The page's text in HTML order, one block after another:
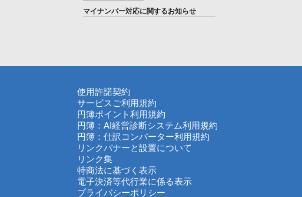
マイナンバー対応に関するお知らせ
使用許諾契約
サービスご利用規約
円簿ポイント利用規約
円簿：AI経営診断システム利用規約
円簿：仕訳コンバーター利用規約
リンクバナーと設置について
リンク集
特商法に基づく表示
電子決済等代行業に係る表示
プライバシーポリシー